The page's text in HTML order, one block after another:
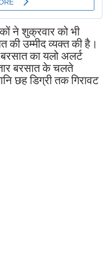
ने शुक्रवार को भी
की उम्मीद व्यक्त की है।
का यलो अलर्ट
बरसात के चलते
छह डिग्री तक गिरावट